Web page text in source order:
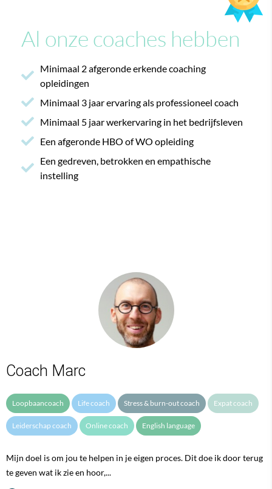
Al onze coaches hebben
Minimaal 2 afgeronde erkende coaching
opleidingen
Minimaal 3 jaar ervaring als professioneel coach
Minimaal 5 jaar werkervaring in het bedrijfsleven
Een afgeronde HBO of WO opleiding
Een gedreven, betrokken en empathische
instelling
Coach Marc
Loopbaancoach Life coach Stress & burn-out coach Expat coach
Leiderschap coach Online coach English language
Mijn doel is om jou te helpen in je eigen proces. Dit doe ik door terug
te geven wat ik zie en hoor,...